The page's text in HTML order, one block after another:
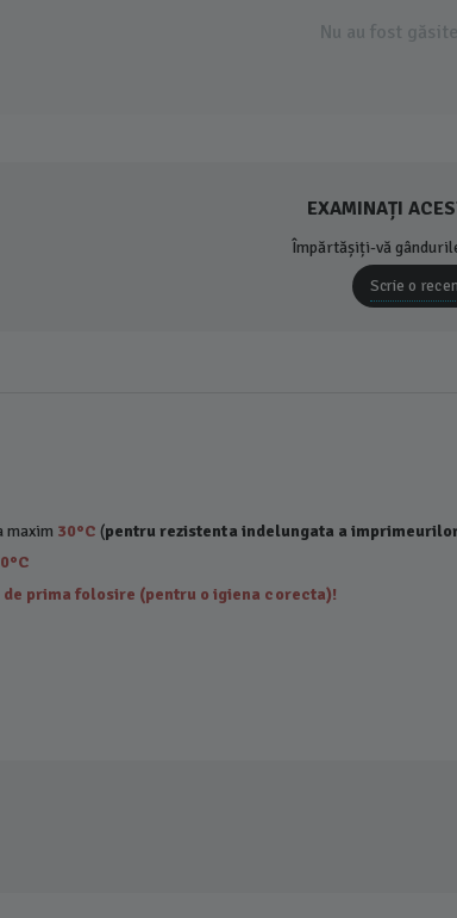
Nu au fost
EXAMINAȚI
Împărtășiți-vă
Scrie o
maxim 30°C (pentru rezistenta indelungata a
prima folosire (pentru o igiena corecta)!